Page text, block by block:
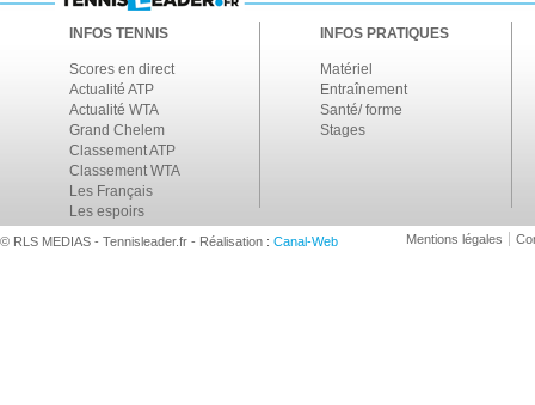
INFOS TENNIS
Scores en direct
Actualité ATP
Actualité WTA
Grand Chelem
Classement ATP
Classement WTA
Les Français
Les espoirs
INFOS PRATIQUES
Matériel
Entraînement
Santé/ forme
Stages
© RLS MEDIAS - Tennisleader.fr - Réalisation : Canal-Web Mentions légales